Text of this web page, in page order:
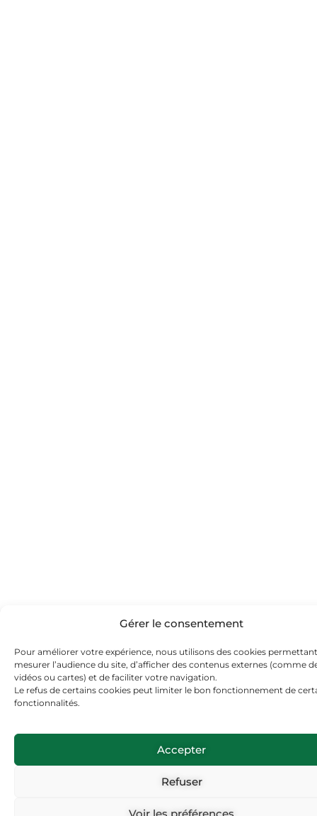
Gérer le consentement
Pour améliorer votre expérience, nous utilisons des cookies
mesurer l’audience du site, d’afficher des contenus externes (comme
vidéos ou cartes) et de faciliter votre navigation.
Le refus de certains cookies peut limiter le bon fonctionnement de
fonctionnalités.
Accepter
Refuser
Voir les préférences